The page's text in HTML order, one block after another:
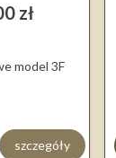
zł
model 3F
szczegóły